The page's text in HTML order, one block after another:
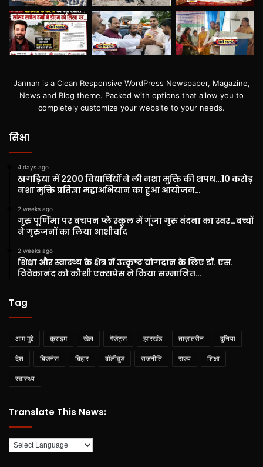
Jannah is a Clean Responsive WordPress Newspaper, Magazine,
News and Blog theme. Packed with options that allow you to
completely customize your website to your needs.
सिक्षा
4 days ago
खगड़िया में 2200 विद्यार्थियों ने ली नशा मुक्ति की शपथ…10 करोड़
नशा मुक्ति प्रतिज्ञा महाअभियान का हुआ आयोजन…
2 weeks ago
गुरु पूर्णिमा पर बचपन प्ले स्कूल में गूंजा गुरु वंदना का स्वर…बच्चों
ने गुरुजनों का लिया आशीर्वाद
2 weeks ago
शिक्षा और स्वास्थ्य के क्षेत्र में उत्कृष्ट योगदान के लिए डॉ. एस.
विवेकानंद को कौशी एक्सप्रेस ने किया सम्मानित…
Tag
आम मुद्दे क्राइम खेल गैजेट्स झारखंड ताज़ातरीन दुनिया
देश बिजनेस बिहार बॉलीवुड राजनीति राज्य शिक्षा
स्वास्थ्य
Translate This News: